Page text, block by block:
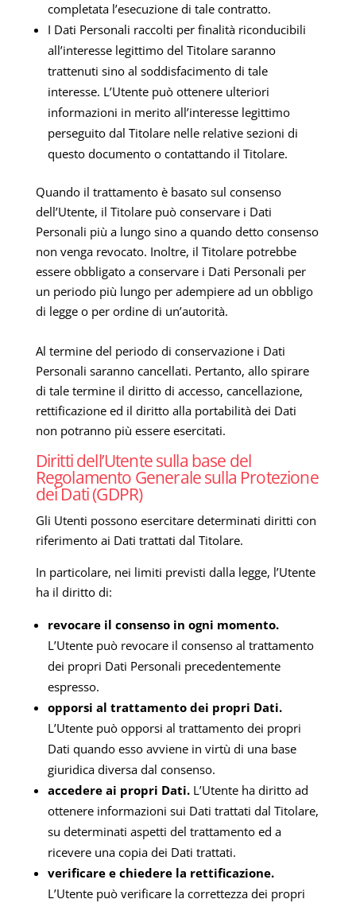
completata l’esecuzione di tale contratto.
I Dati Personali raccolti per finalità riconducibili
all’interesse legittimo del Titolare saranno
trattenuti sino al soddisfacimento di tale
interesse. L’Utente può ottenere ulteriori
informazioni in merito all’interesse legittimo
perseguito dal Titolare nelle relative sezioni di
questo documento o contattando il Titolare.
Quando il trattamento è basato sul consenso
dell’Utente, il Titolare può conservare i Dati
Personali più a lungo sino a quando detto consenso
non venga revocato. Inoltre, il Titolare potrebbe
essere obbligato a conservare i Dati Personali per
un periodo più lungo per adempiere ad un obbligo
di legge o per ordine di un’autorità.
Al termine del periodo di conservazione i Dati
Personali saranno cancellati. Pertanto, allo spirare
di tale termine il diritto di accesso, cancellazione,
rettificazione ed il diritto alla portabilità dei Dati
non potranno più essere esercitati.
Diritti dell’Utente sulla base del
Regolamento Generale sulla Protezione
dei Dati (GDPR)
Gli Utenti possono esercitare determinati diritti con
riferimento ai Dati trattati dal Titolare.
In particolare, nei limiti previsti dalla legge, l’Utente
ha il diritto di:
revocare il consenso in ogni momento.
L’Utente può revocare il consenso al trattamento
dei propri Dati Personali precedentemente
espresso.
opporsi al trattamento dei propri Dati.
L’Utente può opporsi al trattamento dei propri
Dati quando esso avviene in virtù di una base
giuridica diversa dal consenso.
accedere ai propri Dati.L’Utente ha diritto ad
ottenere informazioni sui Dati trattati dal Titolare,
su determinati aspetti del trattamento ed a
ricevere una copia dei Dati trattati.
verificare e chiedere la rettificazione.
L’Utente può verificare la correttezza dei propri